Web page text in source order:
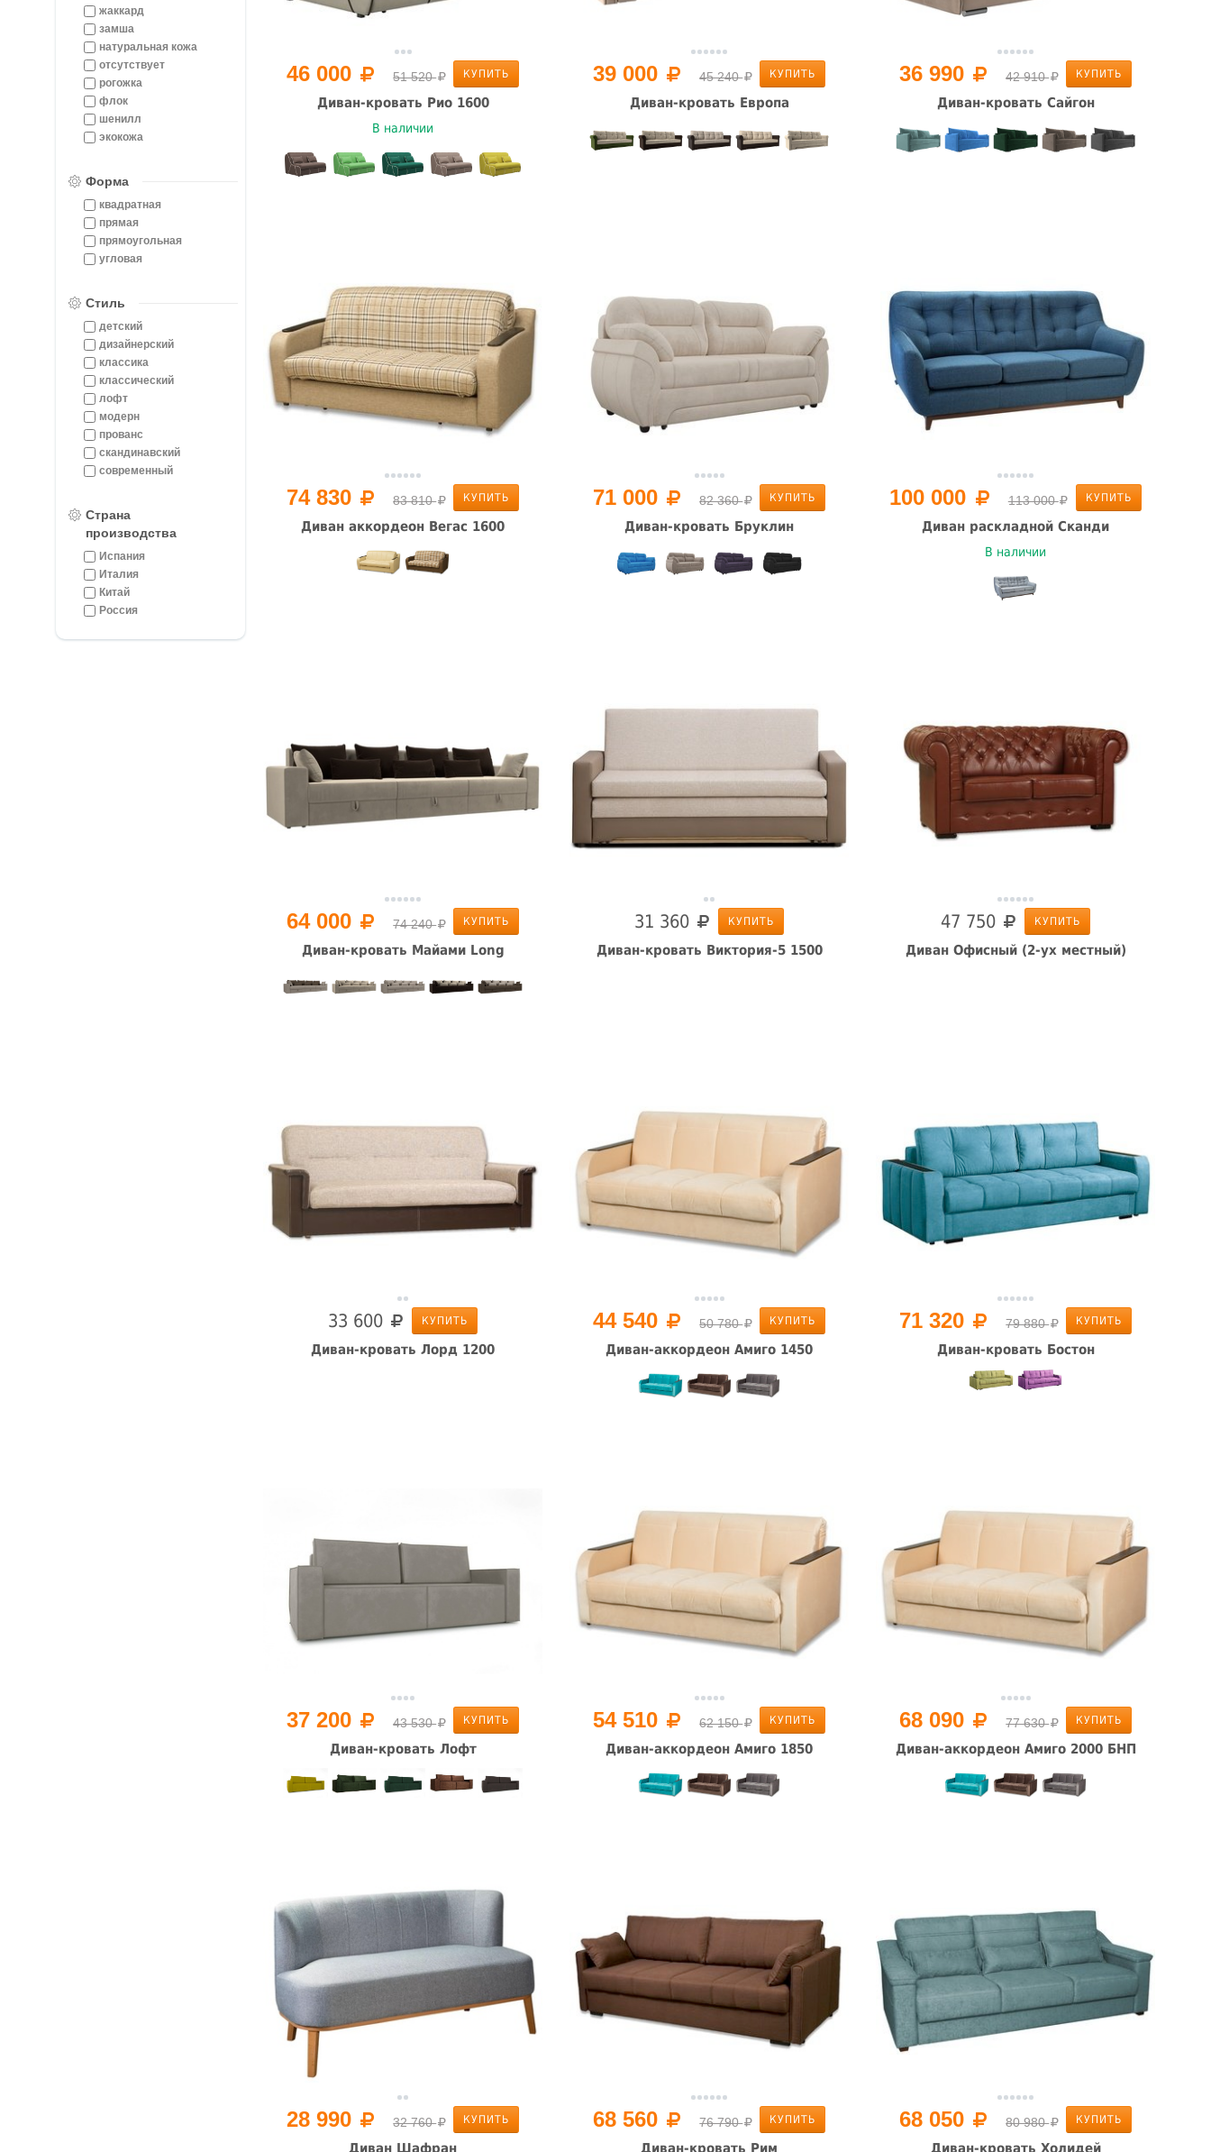
жаккард
замша
натуральная кожа
отсутствует
рогожка
флок
шенилл
экокожа
Форма
квадратная
прямая
прямоугольная
угловая
Стиль
детский
дизайнерский
классика
классический
лофт
модерн
прованс
скандинавский
современный
Страна
производства
Испания
Италия
Китай
Россия
46 000 51 520 КУПИТЬ
Диван-кровать Рио 1600
В наличии
39 000 45 240 КУПИТЬ
Диван-кровать Европа
36 990 42 910 КУПИТЬ
Диван-кровать Сайгон
74 830 83 810 КУПИТЬ
Диван аккордеон Вегас 1600
71 000 82 360 КУПИТЬ
Диван-кровать Бруклин
100 000 113 000 КУПИТЬ
Диван раскладной Сканди
В наличии
64 000 74 240 КУПИТЬ
Диван-кровать Майами Long
31 360 КУПИТЬ
Диван-кровать Виктория-5 1500
47 750 КУПИТЬ
Диван Офисный (2-ух местный)
33 600 КУПИТЬ
Диван-кровать Лорд 1200
44 540 50 780 КУПИТЬ
Диван-аккордеон Амиго 1450
71 320 79 880 КУПИТЬ
Диван-кровать Бостон
37 200 43 530 КУПИТЬ
Диван-кровать Лофт
54 510 62 150 КУПИТЬ
Диван-аккордеон Амиго 1850
68 090 77 630 КУПИТЬ
Диван-аккордеон Амиго 2000 БНП
28 990 32 760 КУПИТЬ
Диван Шафран
68 560 76 790 КУПИТЬ
Диван-кровать Рим
68 050 80 980 КУПИТЬ
Диван-кровать Холидей